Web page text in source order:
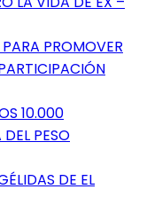
PROMOVER
10.000
PESO
DE EL